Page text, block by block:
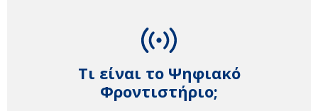
Τι είναι το Ψηφιακό
Φροντιστήριο;